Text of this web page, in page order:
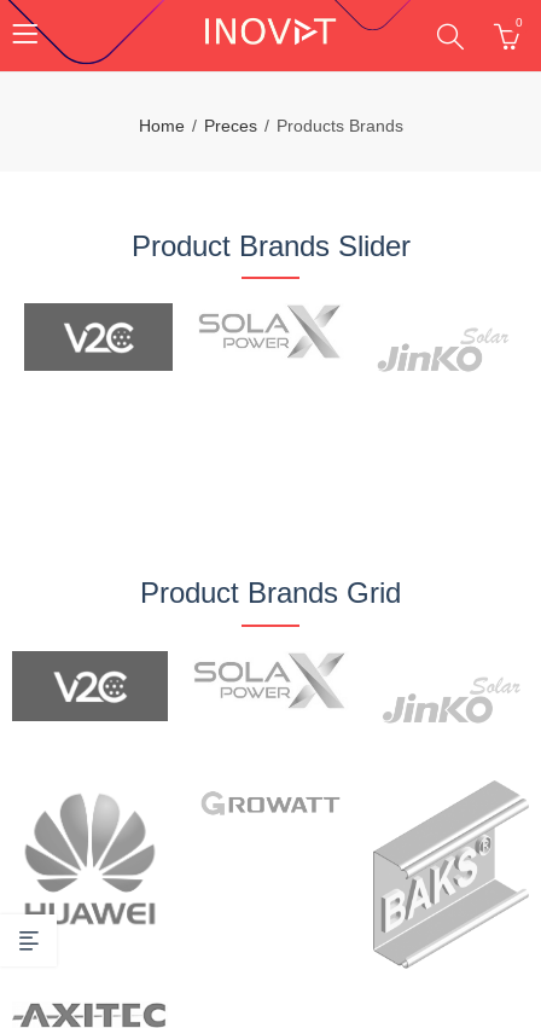
0
Home Preces Products Brands
Product Brands Slider
Product Brands Grid